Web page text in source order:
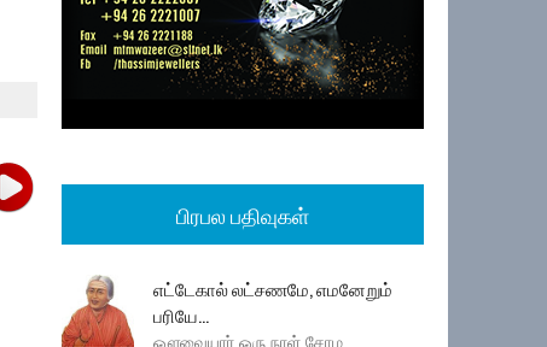
பிரபல பதிவுகள்
எட்டேகால் லட்சணமே, எமனேறும்
பரியே...
ஔவையார் ஒரு நாள் சோழ